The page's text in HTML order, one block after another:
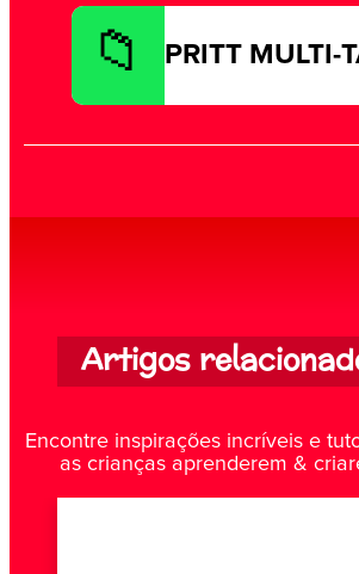
PRITT MULTI-
Artigos
Encontre inspirações incríveis e
as crianças aprenderem &